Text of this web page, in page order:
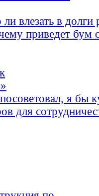
влезать в
приведет бум
я бы
для